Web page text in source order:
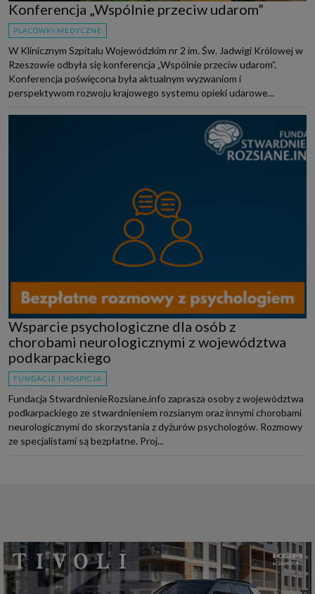
Konferencja „Wspólnie przeciw udarom”
PLACÓWKI MEDYCZNE
W Klinicznym Szpitalu Wojewódzkim nr 2 im. Św. Jadwigi Królowej w
Rzeszowie odbyła się konferencja „Wspólnie przeciw udarom”.
Konferencja poświęcona była aktualnym wyzwaniom i
perspektywom rozwoju krajowego systemu opieki udarowe...
Wsparcie psychologiczne dla osób z
chorobami neurologicznymi z województwa
podkarpackiego
FUNDACJE I HOSPICJA
Fundacja StwardnienieRozsiane.info zaprasza osoby z województwa
podkarpackiego ze stwardnieniem rozsianym oraz innymi chorobami
neurologicznymi do skorzystania z dyżurów psychologów. Rozmowy
ze specjalistami są bezpłatne. Proj...